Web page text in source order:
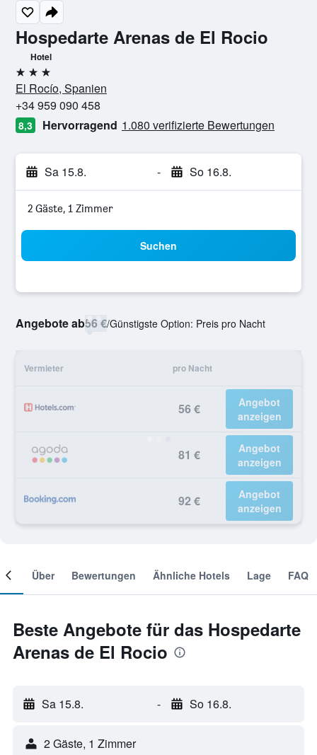
Hospedarte Arenas de El Rocio
Hotel
3 Sterne
El Rocío, Spanien
+34 959 090 458
8,3 Hervorragend 1.080 verifizierte Bewertungen
Sa 15.8. - So 16.8.
2 Gäste, 1 Zimmer
Suchen
Angebote ab56 €/Günstigste Option: Preis pro Nacht
Vermieter pro Nacht
56 €
Angebot
anzeigen
81 €
Angebot
anzeigen
92 €
Angebot
anzeigen
Über Bewertungen Ähnliche Hotels Lage FAQ
Beste Angebote für das Hospedarte
Arenas de El Rocio
Sa 15.8. - So 16.8.
2 Gäste, 1 Zimmer